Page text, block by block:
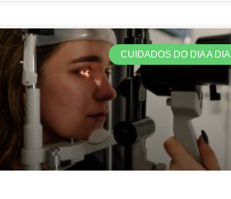
CUIDADOS DO DIA A DIA